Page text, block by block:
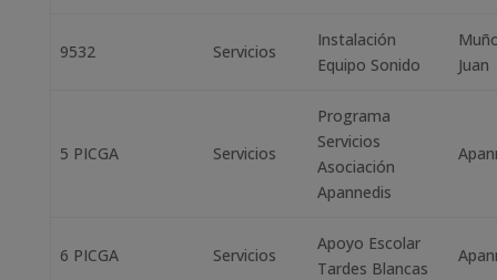
9532 Servicios
Instalación
Equipo Sonido
Juan
5 PICGA Servicios
Programa
Servicios
Asociación
Apannedis
6 PICGA Servicios
Apoyo Escolar
Tardes Blancas